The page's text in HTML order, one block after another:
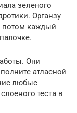
зеленого
Органзу
потом каждый
Они
атласной
любые
теста в